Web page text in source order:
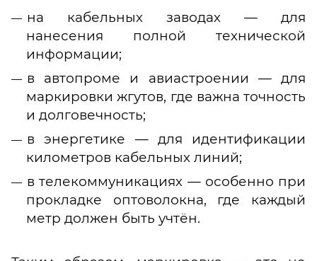
на кабельных заводах — для
нанесения полной технической
информации;
в автопроме и авиастроении — для
маркировки жгутов, где важна точность
и долговечность;
в энергетике — для идентификации
километров кабельных линий;
в телекоммуникациях — особенно при
прокладке оптоволокна, где каждый
метр должен быть учтён.